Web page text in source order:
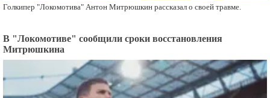
Голкипер "Локомотива" Антон Митрюшкин рассказал о своей травме.
В "Локомотиве" сообщили сроки восстановления
Митрюшкина